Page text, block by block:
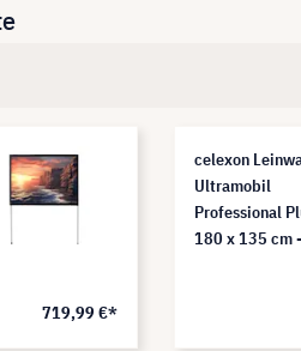
719,99 €*
celexon
Ultramobil
Professional
180 x 135 cm